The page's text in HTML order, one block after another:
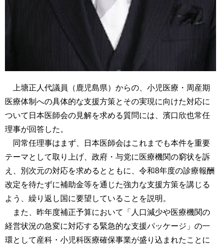
上塘正人代議員（鹿児島県）からの、小児医療・周産期
医療体制への具体的な支援方策とその実現に向けた対応に
ついて日本医師会の見解を求める質問には、濱口欣也常任
理事が回答した。
同常任理事はまず、日本医師会はこれまでも本件を重要
テーマとして取り上げ、政府・与党に医療機関の窮状を訴
え、別次元の対応を求めるとともに、令和8年度の診療報酬
改定を待たずに補助金等を通じた強力な支援方策を講じる
よう、繰り返し国に要望していることを説明。
また、昨年度補正予算において「人口減少や医療機関の
経営状況の急変に対応する緊急的な支援パッケージ」の一
環として産科・小児科医療確保事業が盛り込まれたことに